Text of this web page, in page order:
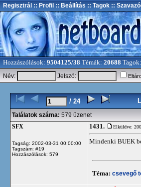
Regisztrál :: Profil :: Beállítás :: Tagok ::
Hozzászólások: 9504125/38 Témák: 20688 Tagok:
Név:
Jelszó:
/ 24
Találatok száma: 579 üzenet
SFX
Tagság: 2002-03-31 00:00:00
Tagszám: #19
Hozzászólások: 579
1431. Elküldve:
Mindenki BUEK
Téma: csevegő